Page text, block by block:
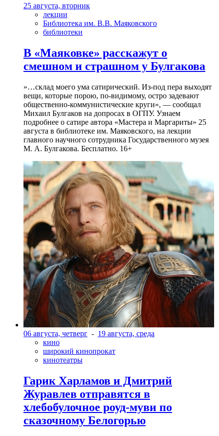
25 августа, вторник
лекции
Библиотека им. В.В. Маяковского
библиотеки
В «Маяковке» расскажут о
смешном и страшном у Булгакова
»…склад моего ума сатирический. Из-под пера выходят
вещи, которые порою, по-видимому, остро задевают
общественно-коммунистические круги», — сообщал
Михаил Булгаков на допросах в ОГПУ. Узнаем
подробнее о сатире автора «Мастера и Маргариты» 25
августа в библиотеке им. Маяковского, на лекции
главного научного сотрудника Государственного музея
М. А. Булгакова. Бесплатно. 16+
06 августа, четверг - 19 августа, среда
кино
широкий кинопрокат
кинотеатры
Гарик Харламов и Дмитрий
Журавлев отправятся в
хлебобулочное роуд-муви по
сказочному Белогорью